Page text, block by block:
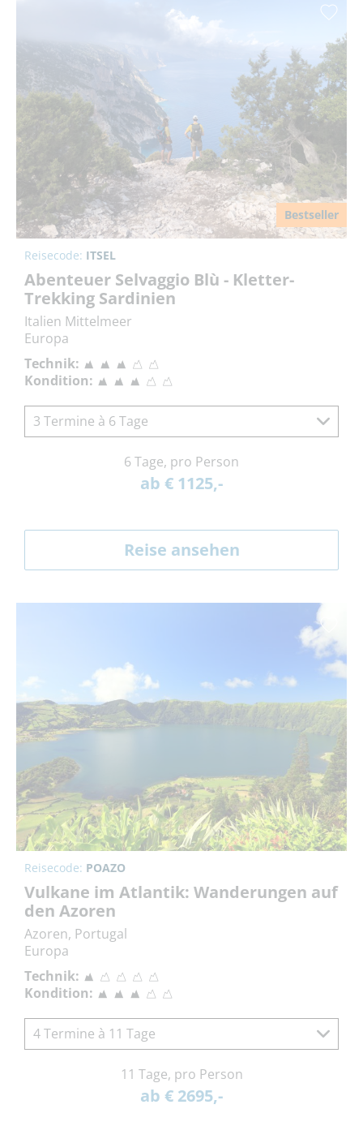
Bestseller
Reisecode: ITSEL
Abenteuer Selvaggio Blù - Kletter-
Trekking Sardinien
Italien Mittelmeer
Europa
Technik:
Kondition:
3 Termine à 6 Tage
6 Tage, pro Person
ab € 1125,-
Reise ansehen
Reisecode: POAZO
Vulkane im Atlantik: Wanderungen auf
den Azoren
Azoren, Portugal
Europa
Technik:
Kondition:
4 Termine à 11 Tage
11 Tage, pro Person
ab € 2695,-